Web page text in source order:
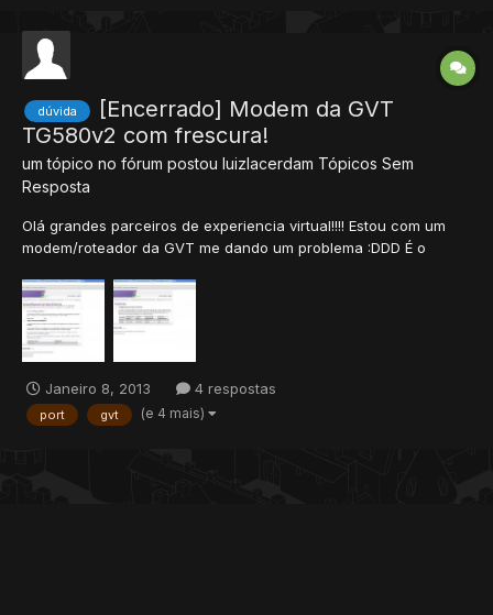
dúvida
[Encerrado] Modem da GVT
TG580v2 com frescura!
um tópico no fórum postou luizlacerdam Tópicos Sem
Resposta
Olá grandes parceiros de experiencia virtual!!!! Estou com um
modem/roteador da GVT me dando um problema :DDD É o
abrir as portas mas quando eu dou um check no
canyousee.com ou outros sites pra check de port eles dizem
que eu não estou apt...
Janeiro 8, 2013 4 respostas
port gvt (e 4 mais)